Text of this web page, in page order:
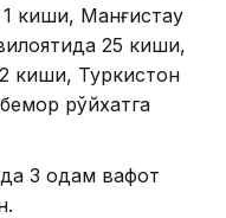
киши, Манғистау
25 киши,
киши, Туркистон
рўйхатга
3 одам вафот